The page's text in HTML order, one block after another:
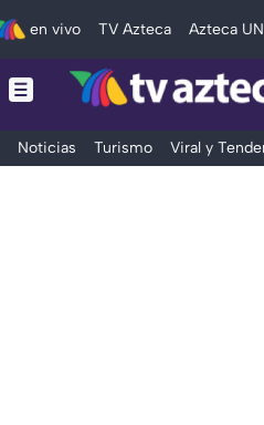
en vivo TV Azteca Azteca
Noticias Turismo Viral y